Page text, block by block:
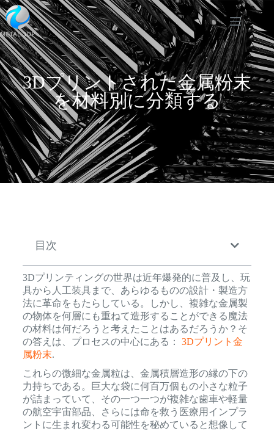
3Dプリントされた金属粉末
を材料別に分類する
目次
3Dプリンティングの世界は近年爆発的に普及し、玩
具から人工装具まで、あらゆるものの設計・製造方
法に革命をもたらしている。しかし、複雑な金属製
の物体を何層にも重ねて造形することができる魔法
の材料は何だろうと考えたことはあるだろうか？そ
の答えは、プロセスの中心にある： 3Dプリント金
属粉末.
これらの微細な金属粒は、金属積層造形の縁の下の
力持ちである。巨大な袋に何百万個もの小さな粒子
が詰まっていて、その一つ一つが複雑な歯車や軽量
の航空宇宙部品、さらには命を救う医療用インプラ
ントに生まれ変わる可能性を秘めていると想像して